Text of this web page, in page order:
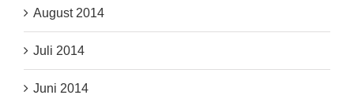
August 2014
Juli 2014
Juni 2014